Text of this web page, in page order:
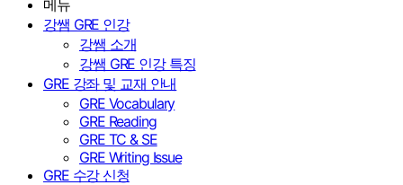
메뉴
강쌤 GRE 인강
강쌤 소개
강쌤 GRE 인강 특징
GRE 강좌 및 교재 안내
GRE Vocabulary
GRE Reading
GRE TC & SE
GRE Writing Issue
GRE 수강 신청